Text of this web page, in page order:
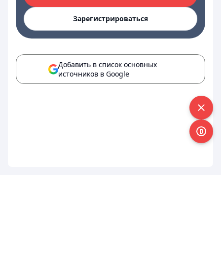
Зарегистрироваться
Добавить в список основных
источников в Google